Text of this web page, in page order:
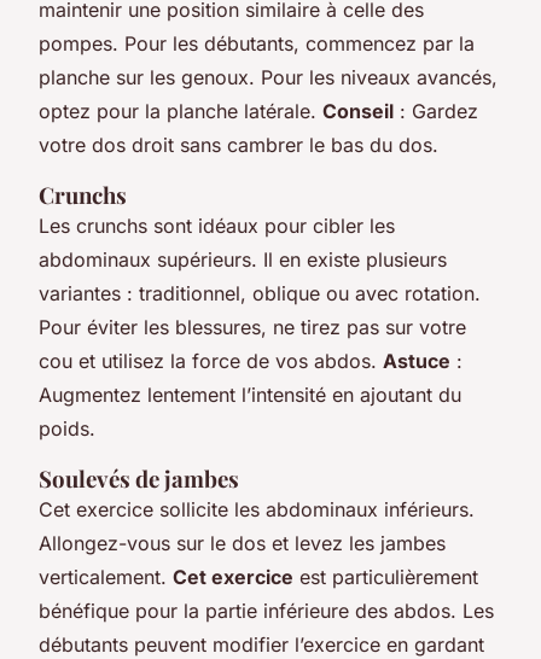
maintenir une position similaire à celle des
pompes. Pour les débutants, commencez par la
planche sur les genoux. Pour les niveaux avancés,
optez pour la planche latérale. Conseil : Gardez
votre dos droit sans cambrer le bas du dos.
Crunchs
Les crunchs sont idéaux pour cibler les
abdominaux supérieurs. Il en existe plusieurs
variantes : traditionnel, oblique ou avec rotation.
Pour éviter les blessures, ne tirez pas sur votre
cou et utilisez la force de vos abdos. Astuce :
Augmentez lentement l’intensité en ajoutant du
poids.
Soulevés de jambes
Cet exercice sollicite les abdominaux inférieurs.
Allongez-vous sur le dos et levez les jambes
verticalement. Cet exercice est particulièrement
bénéfique pour la partie inférieure des abdos. Les
débutants peuvent modifier l’exercice en gardant